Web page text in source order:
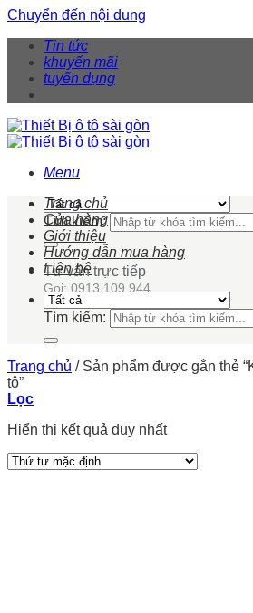
Chuyển đến nội dung
Tin tức
khuyến mãi
tuyển dụng
Menu
Tìm kiếm:
Tư vấn trực tiếp
Gọi: 0913 109 944
Trang chủ
Cửa hàng
Giới thiệu
Hướng dẫn mua hàng
Liên hệ
Tìm kiếm:
Trang chủ /Sản phẩm được gắn thẻ
tô”
Lọc
Hiển thị kết quả duy nhất